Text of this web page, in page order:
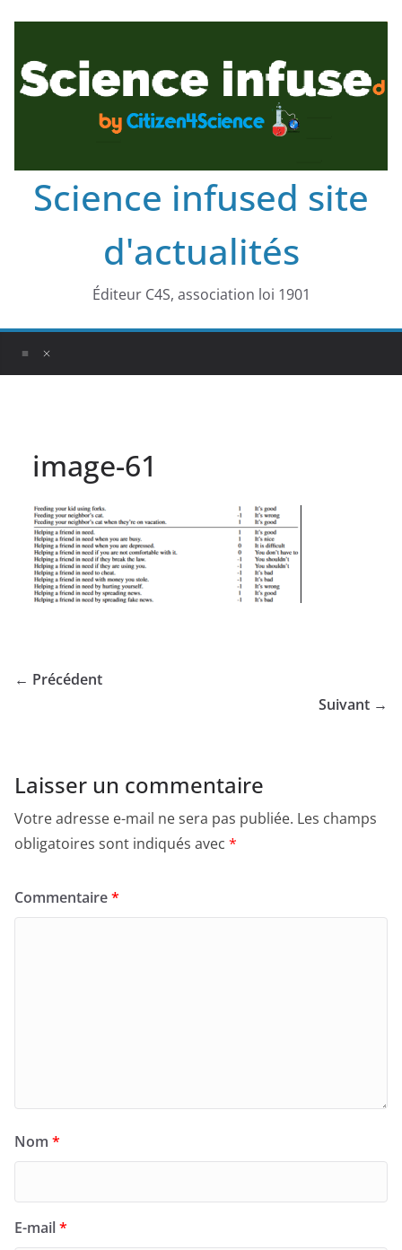
Science infused site
d'actualités
Éditeur C4S, association loi 1901
image-61
← Précédent
Suivant →
Laisser un commentaire
Votre adresse e-mail ne sera pas publiée. Les champs
obligatoires sont indiqués avec *
Commentaire*
Nom *
E-mail*